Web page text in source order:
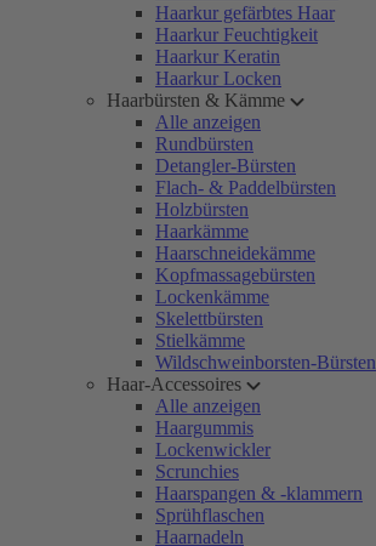
Haarkur gefärbtes Haar
Haarkur Feuchtigkeit
Haarkur Keratin
Haarkur Locken
Haarbürsten & Kämme
Alle anzeigen
Rundbürsten
Detangler-Bürsten
Flach- & Paddelbürsten
Holzbürsten
Haarkämme
Haarschneidekämme
Kopfmassagebürsten
Lockenkämme
Skelettbürsten
Stielkämme
Wildschweinborsten-Bürsten
Haar-Accessoires
Alle anzeigen
Haargummis
Lockenwickler
Scrunchies
Haarspangen & -klammern
Sprühflaschen
Haarnadeln